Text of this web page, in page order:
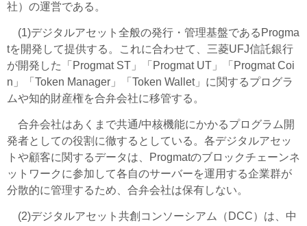
社）の運営である。
(1)デジタルアセット全般の発行・管理基盤であるProgma
tを開発して提供する。これに合わせて、三菱UFJ信託銀行
が開発した「Progmat ST」「Progmat UT」「Progmat Coi
n」「Token Manager」「Token Wallet」に関するプログラ
ムや知的財産権を合弁会社に移管する。
合弁会社はあくまで共通/中核機能にかかるプログラム開
発者としての役割に徹するとしている。各デジタルアセッ
トや顧客に関するデータは、Progmatのブロックチェーンネ
ットワークに参加して各自のサーバーを運用する企業群が
分散的に管理するため、合弁会社は保有しない。
(2)デジタルアセット共創コンソーシアム（DCC）は、中